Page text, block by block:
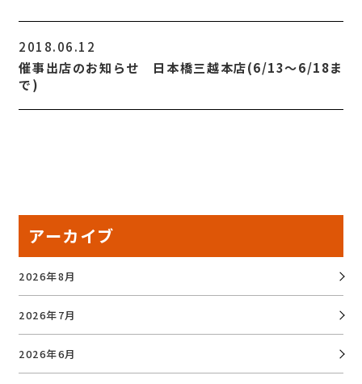
2018.06.12
催事出店のお知らせ 日本橋三越本店(6/13～6/18ま
で)
アーカイブ
2026年8月
2026年7月
2026年6月